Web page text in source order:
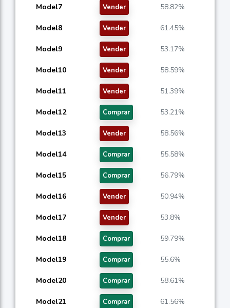
Model7 Vender 58.82%
Model8 Vender 61.45%
Model9 Vender 53.17%
Model10 Vender 58.59%
Model11 Vender 51.39%
Model12 Comprar 53.21%
Model13 Vender 58.56%
Model14 Comprar 55.58%
Model15 Comprar 56.79%
Model16 Vender 50.94%
Model17 Vender 53.8%
Model18 Comprar 59.79%
Model19 Comprar 55.6%
Model20 Comprar 58.61%
Model21 Comprar 61.56%